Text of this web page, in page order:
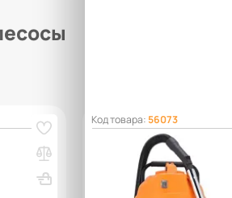
Код товара:56073
Пылесос строительный
1600Вт с розеткой 220В
Вес, кг: 9.5